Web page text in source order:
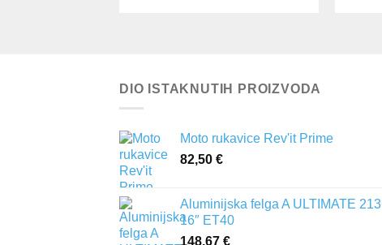
DIO ISTAKNUTIH PROIZVODA
Moto rukavice Rev'it Prime
82,50 €
Aluminijska felga A ULTIMATE 213
16″ ET40
148,67 €